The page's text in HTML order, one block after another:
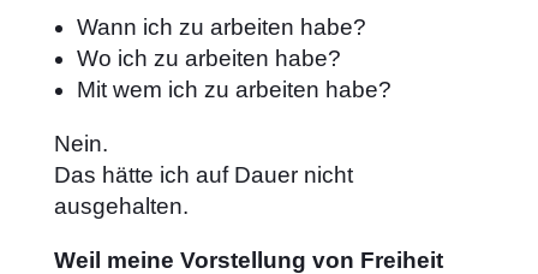
Wann ich zu arbeiten habe?
Wo ich zu arbeiten habe?
Mit wem ich zu arbeiten habe?
Nein.
Das hätte ich auf Dauer nicht
ausgehalten.
Weil meine Vorstellung von Freiheit